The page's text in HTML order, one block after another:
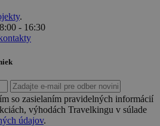
.
- 16:30
so zasielaním pravidelných informácií
výhodách Travelkingu v súlade
údajov.